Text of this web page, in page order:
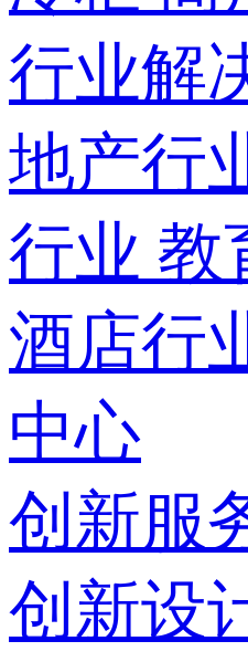
行业解
地产行
行业 教
酒店行
中心
创新服
创新设